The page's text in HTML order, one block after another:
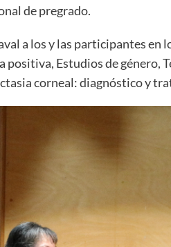
de pregrado.
a los y las participantes en
Estudios de género,
corneal: diagnóstico y